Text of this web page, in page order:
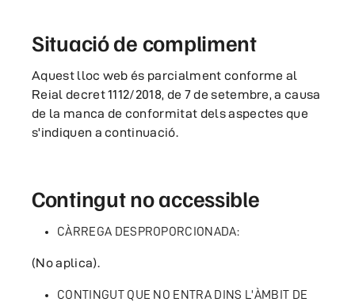
Situació de compliment
Aquest lloc web és parcialment conforme al
Reial decret 1112/2018, de 7 de setembre, a causa
de la manca de conformitat dels aspectes que
s'indiquen a continuació.
Contingut no accessible
CÀRREGA DESPROPORCIONADA:
(No aplica).
CONTINGUT QUE NO ENTRA DINS L'ÀMBIT DE